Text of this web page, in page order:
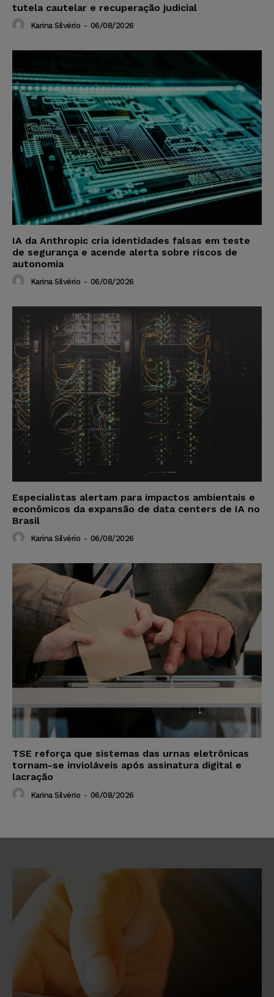
tutela cautelar e recuperação judicial
Karina Silvério - 06/08/2026
IA da Anthropic cria identidades falsas em teste
de segurança e acende alerta sobre riscos de
autonomia
Karina Silvério - 06/08/2026
Especialistas alertam para impactos ambientais e
econômicos da expansão de data centers de IA no
Brasil
Karina Silvério - 06/08/2026
TSE reforça que sistemas das urnas eletrônicas
tornam-se invioláveis após assinatura digital e
lacração
Karina Silvério - 06/08/2026